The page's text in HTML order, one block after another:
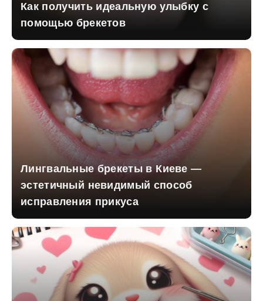
Как получить идеальную улыбку с
помощью брекетов
Лингвальные брекеты в Киеве —
эстетичный невидимый способ
исправления прикуса